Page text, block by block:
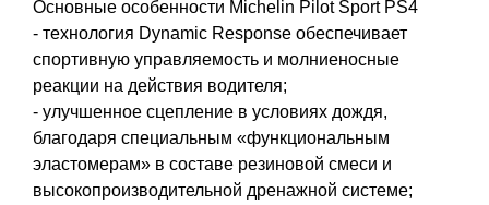
Основные особенности Michelin Pilot Sport PS4
- технология Dynamic Response обеспечивает
спортивную управляемость и молниеносные
реакции на действия водителя;
- улучшенное сцепление в условиях дождя,
благодаря специальным «функциональным
эластомерам» в составе резиновой смеси и
высокопроизводительной дренажной системе;